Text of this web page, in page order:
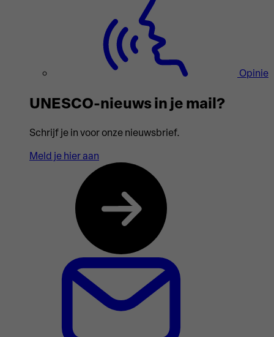
Opinie
UNESCO-nieuws in je mail?
Schrijf je in voor onze nieuwsbrief.
Meld je hier aan